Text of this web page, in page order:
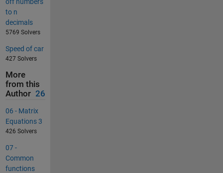
off numbers
to n
decimals
5769 Solvers
Speed of car
427 Solvers
More
from this
Author 26
06 - Matrix
Equations 3
426 Solvers
07 -
Common
functions